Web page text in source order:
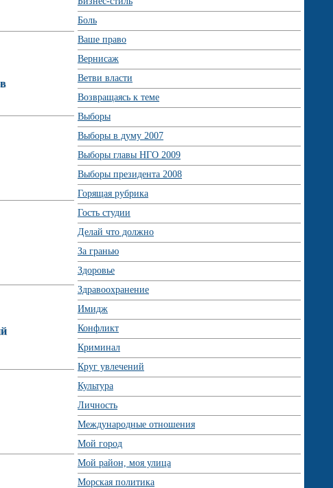
Боль
Ваше право
Вернисаж
Ветви власти
Возвращаясь к теме
Выборы
Выборы в думу 2007
Выборы главы НГО 2009
Выборы президента 2008
Горящая рубрика
Гость студии
Делай что должно
За гранью
Здоровье
Здравоохранение
Имидж
Конфликт
Криминал
Круг увлечений
Культура
Личность
Международные отношения
Мой город
Мой район, моя улица
Морская политика